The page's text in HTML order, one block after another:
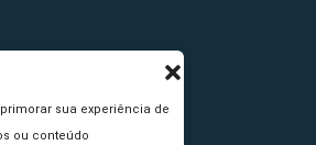
sua experiência de
ou conteúdo